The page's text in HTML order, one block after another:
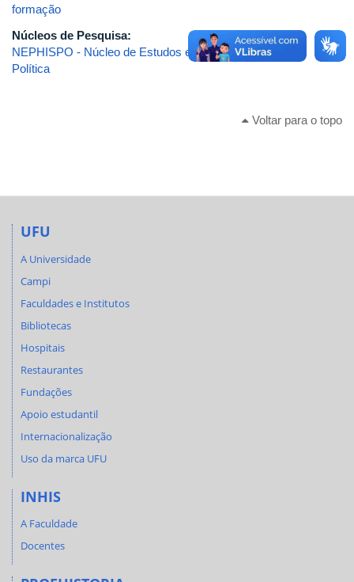
formação
Núcleos de Pesquisa:
NEPHISPO - Núcleo de Estudos em Pesquisa e História
Política
Voltar para o topo
UFU
A Universidade
Campi
Faculdades e Institutos
Bibliotecas
Hospitais
Restaurantes
Fundações
Apoio estudantil
Internacionalização
Uso da marca UFU
INHIS
A Faculdade
Docentes